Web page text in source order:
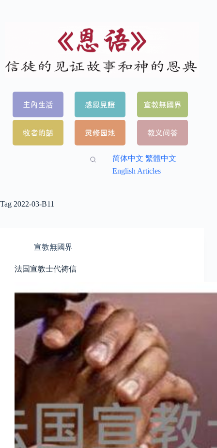
简体中文 繁體中文
English Articles
Tag 2022-03-B11
宣教無國界
法国宣教士代祷信